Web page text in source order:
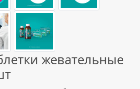
жевательные